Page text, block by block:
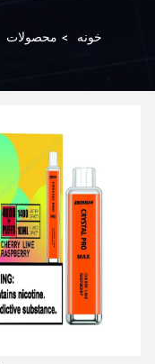
خونه > محصولات